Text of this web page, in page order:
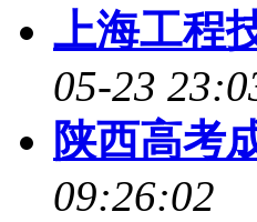
上海工程
05-23
陕西高考
09:26:02